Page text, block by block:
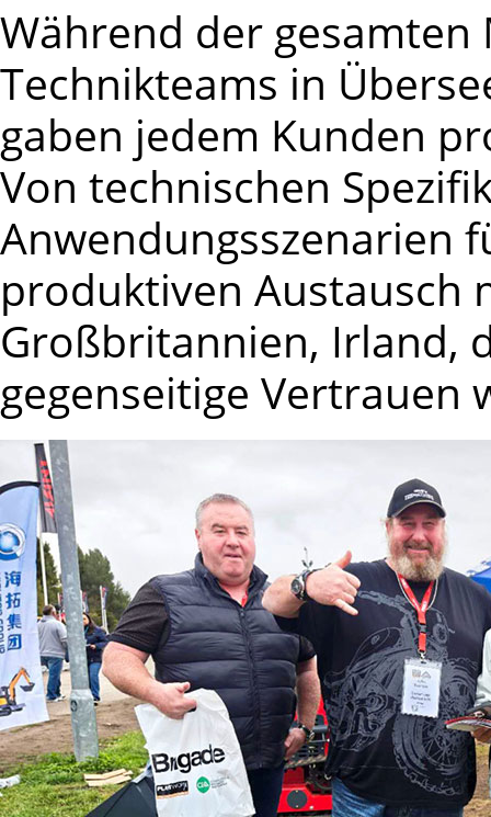
Während der gesamten
Technikteams in
gaben jedem Kunden
Von technischen
Anwendungsszenarien
produktiven Austausch
Großbritannien, Irland,
gegenseitige Vertrauen